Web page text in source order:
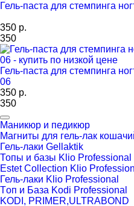
Гель-паста для стемпинга
350 р.
350
Гель-паста для стемпинга
06
350 р.
350
Маникюр и педикюр
Магниты для гель-лак
Гель-лаки Gellaktik
Топы и базы Klio Professional
Estet Collection Klio
Гель-лаки Klio Professional
Tоп и База Kodi Professional
KODI, PRIMER,ULTRABOND